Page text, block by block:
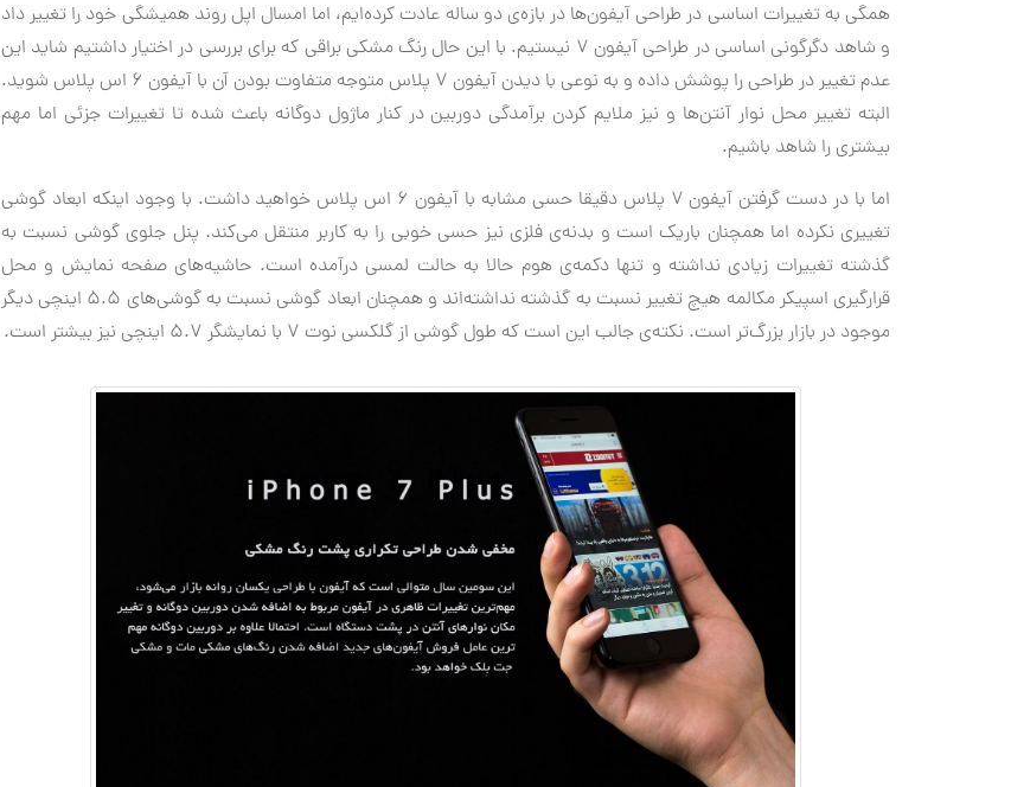
همگی به تغییرات اساسی در طراحی آیفون‌ها در بازه‌ی دو ساله عادت کرده‌ایم، اما امسال اپل روند همیشگی خود را تغییر داد
و شاهد دگرگونی اساسی در طراحی آیفون ۷ نیستیم. با این حال رنگ مشکی براقی که برای بررسی در اختیار داشتیم شاید این
عدم تغییر در طراحی را پوشش داده و به نوعی با دیدن آیفون 7 پلاس متوجه متفاوت بودن آن با آیفون ۶ اس پلاس شوید.
البته تغییر محل نوار آنتن‌ها و نیز ملایم کردن برآمدگی دوربین در کنار ماژول دوگانه باعث شده تا تغییرات جزئی اما مهم
بیشتری را شاهد باشیم.
اما با در دست گرفتن آیفون 7 پلاس دقیقا حسی مشابه با آیفون 6 اس پلاس خواهید داشت. با وجود اینکه ابعاد گوشی
تغییری نکرده اما همچنان باریک است و بدنه‌ی فلزی نیز حسی خوبی را به کاربر منتقل می‌کند. پنل جلوی گوشی نسبت به
گذشته تغییرات زیادی نداشته و تنها دکمه‌ی هوم حالا به حالت لمسی درآمده است. حاشیه‌های صفحه نمایش و محل
قرارگیری اسپیکر مکالمه هیچ تغییر نسبت به گذشته نداشته‌اند و همچنان ابعاد گوشی نسبت به گوشی‌های ۵.۵ اینچی دیگر
موجود در بازار بزرگ‌تر است. نکته‌ی جالب این است که طول گوشی از گلکسی نوت ۷ با نمایشگر ۵.۷ اینچی نیز بیشتر است.